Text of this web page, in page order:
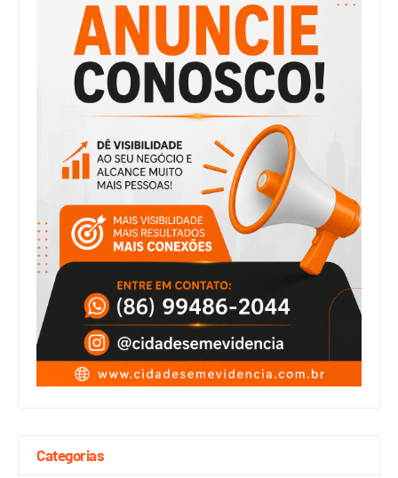
Categorias